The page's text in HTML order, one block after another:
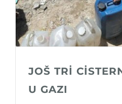
JOŠ TRİ
U GAZI